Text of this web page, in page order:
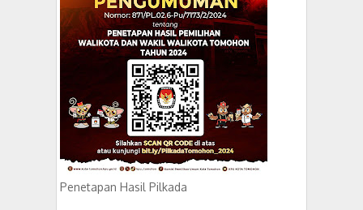
Penetapan Hasil Pilkada